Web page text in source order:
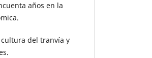
años en la
cultura del tranvía y